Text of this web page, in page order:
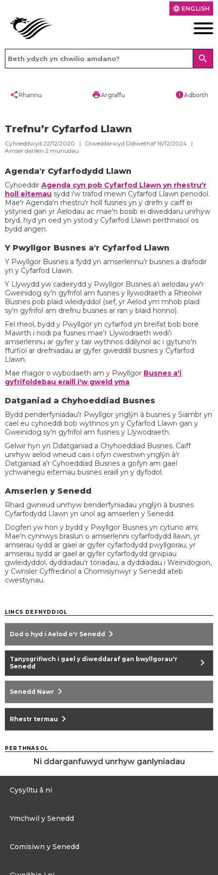
language ENGLISH
search
shareRhannu printArgraffu errorAdborth
Trefnu’r Cyfarfod Llawn
Cyhoeddwyd 22/12/2020 | Diweddarwyd Ddiwethaf 16/12/2024 |
Amser darllen 2 munudau
Agenda'r Cyfarfodydd Llawn
Cyhoeddir Agenda cyn pob Cyfarfod Llawn yn rhestru'r
holl eitemau sydd i'w trafod mewn Cyfarfod Llawn penodol.
Mae'r Agenda'n rhestru'r holl fusnes yn y drefn y caiff ei
ystyried gan yr Aelodau ac mae'n bosib ei diweddaru unrhyw
bryd, hyd yn oed yn ystod y Cyfarfod Llawn perthnasol os
bydd angen.
Y Pwyllgor Busnes a'r Cyfarfod Llawn
Y Pwyllgor Busnes a fydd yn amserlennu'r busnes a drafodir
yn y Cyfarfod Llawn.
Y Llywydd yw cadeirydd y Pwyllgor Busnes a'i aelodau yw'r
Gweinidog sy'n gyfrifol am fusnes y llywodraeth a Rheolwr
Busnes pob plaid wleidyddol (sef, yr Aelod ym mhob plaid
sy'n gyfrifol am drefnu busnes ar ran y blaid honno).
Fel rheol, bydd y Pwyllgor yn cyfarfod yn breifat bob bore
Mawrth i nodi pa fusnes mae'r Llywodraeth wedi'i
amserlennu ar gyfer y tair wythnos ddilynol ac i gytuno'n
ffurfiol ar drefniadau ar gyfer gweddill busnes y Cyfarfod
Llawn.
Mae rhagor o wybodaeth am y Pwyllgor Busnes a'i
gyfrifoldebau eraill i'w gweld yma
Datganiad a Chyhoeddiad Busnes
Bydd penderfyniadau'r Pwyllgor ynglŷn â busnes y Siambr yn
cael eu cyhoeddi bob wythnos yn y Cyfarfod Llawn gan y
Gweinidog sy'n gyfrifol am fusnes y Llywodraeth.
Gelwir hyn yn Ddatganiad a Chyhoeddiad Busnes. Caiff
unrhyw aelod wneud cais i ofyn cwestiwn ynglŷn â'r
Datganiad a'r Cyhoeddiad Busnes a gofyn am gael
ychwanegu eitemau busnes eraill yn y dyfodol.
Amserlen y Senedd
Rhaid gwneud unrhyw benderfyniadau ynglŷn â busnes
Cyfarfodydd Llawn yn unol ag amserlen y Senedd.
Dogfen yw hon y bydd y Pwyllgor Busnes yn cytuno arni.
Mae'n cynnwys braslun o amserlenni cyfarfodydd llawn, yr
amserau sydd ar gael ar gyfer cyfarfodydd pwyllgorau, yr
amserau sydd ar gael ar gyfer cyfarfodydd grwpiau
gwleidyddol, dyddiadau'r toriadau, a dyddiadau i Weinidogion,
y Cwnsler Cyffredinol a Chomisiynwyr y Senedd ateb
cwestiynau.
LINCS DEFNYDDIOL
Dod o hyd i Aelod o'r Senedd chevron_right
Tanysgrifiwch i gael y diweddaraf gan bwyllgorau'r
Senedd
chevron_right
Senedd Nawr chevron_right
Rhestr termau chevron_right
PERTHNASOL
Ni ddarganfuwyd unrhyw ganlyniadau
Cysylltu â ni
Cysylltu â Senedd Cymru
Ymchwil y Senedd
Comisiwn y Senedd